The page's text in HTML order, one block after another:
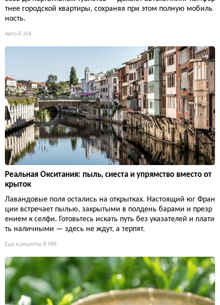
тнее городской квартиры, сохраняя при этом полную мобиль
ность.
Авто 8 354
Реальная Окситания: пыль, сиеста и упрямство вместо от
крыток
Лавандовые поля остались на открытках. Настоящий юг Фран
ции встречает пылью, закрытыми в полдень барами и презр
ением к селфи. Готовьтесь искать путь без указателей и плати
ть наличными — здесь не ждут, а терпят.
Еда и рецепты 8 988